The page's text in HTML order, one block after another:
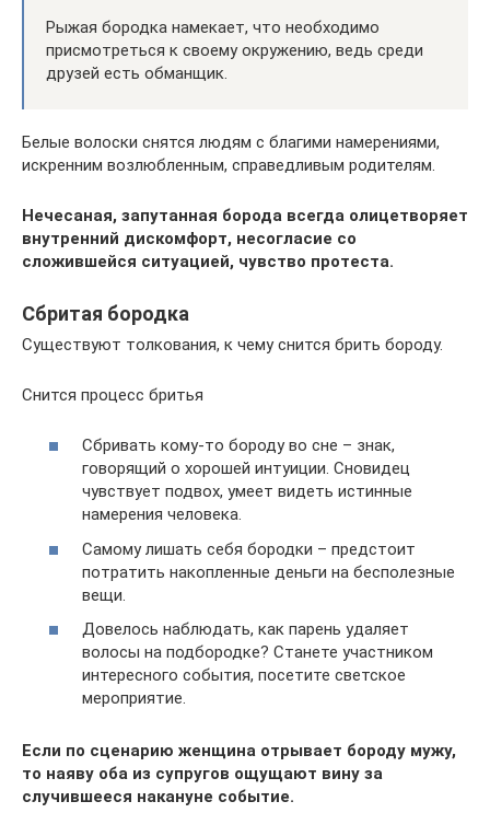
Рыжая бородка намекает, что необходимо
присмотреться к своему окружению, ведь среди
друзей есть обманщик.
Белые волоски снятся людям с благими намерениями,
искренним возлюбленным, справедливым родителям.
Нечесаная, запутанная борода всегда олицетворяет
внутренний дискомфорт, несогласие со
сложившейся ситуацией, чувство протеста.
Сбритая бородка
Существуют толкования, к чему снится брить бороду.
Снится процесс бритья
Сбривать кому-то бороду во сне – знак,
говорящий о хорошей интуиции. Сновидец
чувствует подвох, умеет видеть истинные
намерения человека.
Самому лишать себя бородки – предстоит
потратить накопленные деньги на бесполезные
вещи.
Довелось наблюдать, как парень удаляет
волосы на подбородке? Станете участником
интересного события, посетите светское
мероприятие.
Если по сценарию женщина отрывает бороду мужу,
то наяву оба из супругов ощущают вину за
случившееся накануне событие.